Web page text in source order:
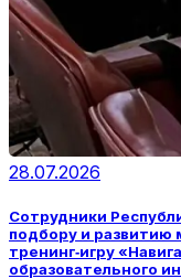
28.07.2026
Сотрудники
подбору и развитию
тренинг‑игру
образовательного